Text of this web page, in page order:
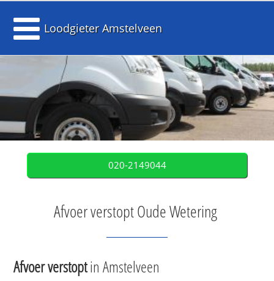
Loodgieter Amstelveen
020-2149044
Afvoer verstopt Oude Wetering
Afvoer verstoptin Amstelveen